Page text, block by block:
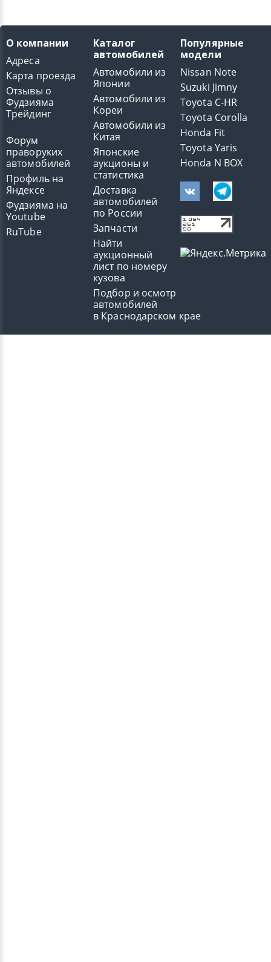
О компании
Адреса
Карта проезда
Отзывы о
Фудзияма
Трейдинг
Форум
праворуких
автомобилей
Профиль на
Яндексе
Фудзияма на
Youtube
RuTube
Каталог
автомобилей
Автомобили из
Японии
Автомобили из
Кореи
Автомобили из
Китая
Японские
аукционы и
статистика
Доставка
автомобилей
по России
Запчасти
Найти
аукционный
лист по номеру
кузова
Подбор и осмотр
автомобилей
в Краснодарском крае
Популярные
модели
Nissan Note
Suzuki Jimny
Toyota C-HR
Toyota Corolla
Honda Fit
Toyota Yaris
Honda N BOX